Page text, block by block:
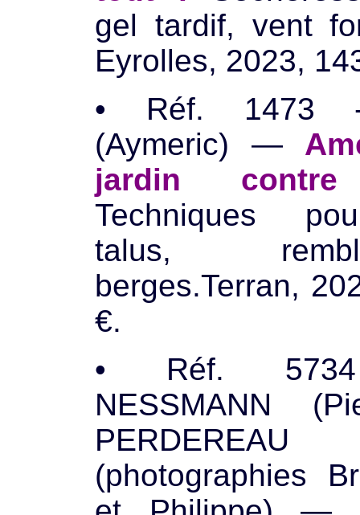
gel tardif, vent
Eyrolles, 2023,
• Réf. 1473 -
(Aymeric) —
jardin contre
Techniques
talus,
berges.Terran,
€.
• Réf.
NESSMANN
PERDEREAU
(photographies